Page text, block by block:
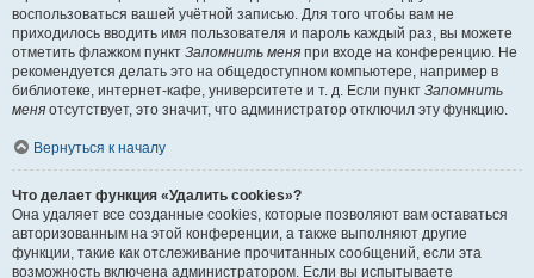
воспользоваться вашей учётной записью. Для того чтобы вам не
приходилось вводить имя пользователя и пароль каждый раз, вы можете
отметить флажком пункт Запомнить меня при входе на конференцию. Не
рекомендуется делать это на общедоступном компьютере, например в
библиотеке, интернет-кафе, университете и т. д. Если пункт Запомнить
меня отсутствует, это значит, что администратор отключил эту функцию.
Вернуться к началу
Что делает функция «Удалить cookies»?
Она удаляет все созданные cookies, которые позволяют вам оставаться
авторизованным на этой конференции, а также выполняют другие
функции, такие как отслеживание прочитанных сообщений, если эта
возможность включена администратором. Если вы испытываете